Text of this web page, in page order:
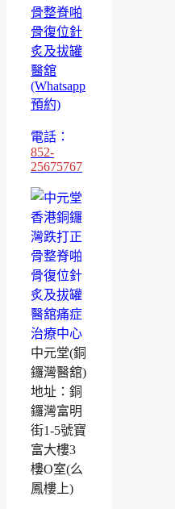
骨整脊啪
骨復位針
炙及拔罐
醫舘
(Whatsapp
預約)
電話：
852-
25675767
中元堂(銅
鑼灣醫舘)
地址：銅
鑼灣富明
街1-5號寶
富大樓3
樓O室(么
鳳樓上)